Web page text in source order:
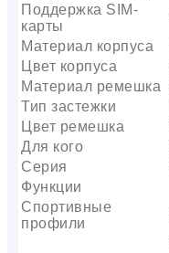
Поддержка SIM-
карты
Материал корпуса
Цвет корпуса
Материал ремешка
Тип застежки
Цвет ремешка
Для кого
Серия
Функции
Спортивные
профили